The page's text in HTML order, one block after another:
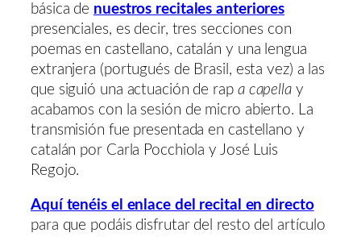
básica de nuestros recitales anteriores
presenciales, es decir, tres secciones con
poemas en castellano, catalán y una lengua
extranjera (portugués de Brasil, esta vez) a las
que siguió una actuación de rap a capellay
acabamos con la sesión de micro abierto. La
transmisión fue presentada en castellano y
catalán por Carla Pocchiola y José Luis
Regojo.
Aquí tenéis el enlace del recital en directo
para que podáis disfrutar del resto del artículo